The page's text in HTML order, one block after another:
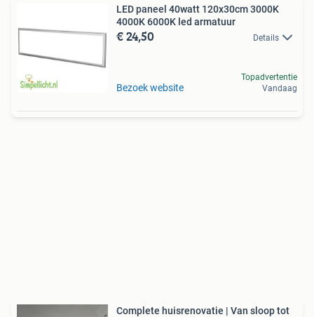
LED paneel 40watt 120x30cm 3000K
4000K 6000K led armatuur
€ 24,50 Details
Bezoek website
Topadvertentie
Vandaag
Complete huisrenovatie | Van sloop tot